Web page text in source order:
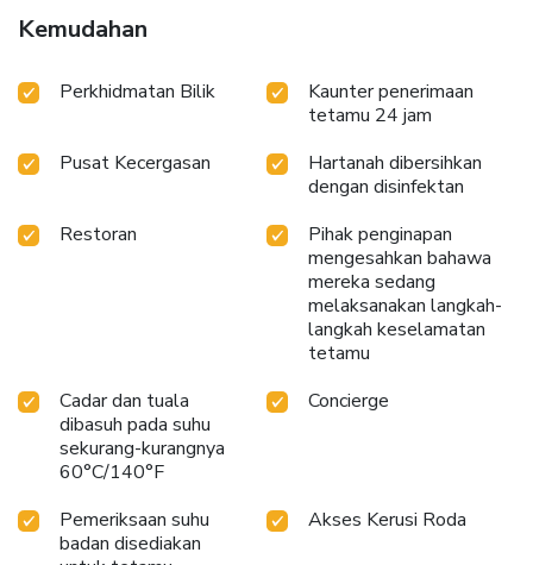
Kemudahan
Perkhidmatan Bilik
Kaunter penerimaan
tetamu 24 jam
Pusat Kecergasan
Hartanah dibersihkan
dengan disinfektan
Restoran
Pihak penginapan
mengesahkan bahawa
mereka sedang
melaksanakan langkah-
langkah keselamatan
tetamu
Cadar dan tuala
dibasuh pada suhu
sekurang-kurangnya
60°C/140°F
Concierge
Pemeriksaan suhu
badan disediakan
Akses Kerusi Roda